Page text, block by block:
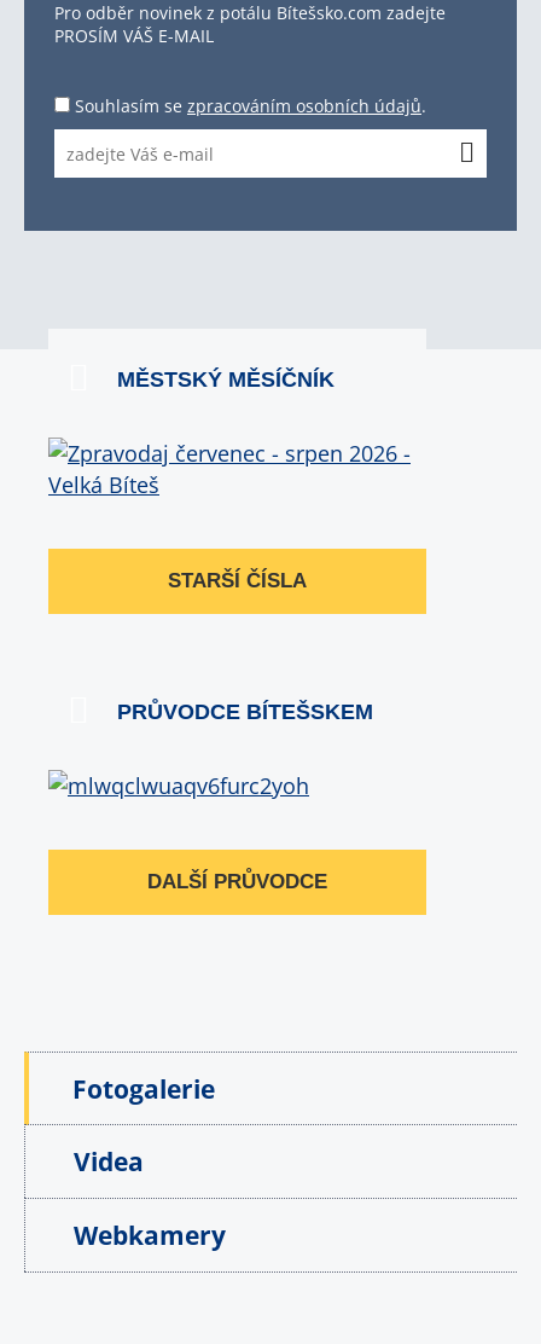
Pro odběr novinek z potálu Bítešsko.com zadejte
PROSÍM VÁŠ E-MAIL
Souhlasím se zpracováním osobních údajů.
MĚSTSKÝ MĚSÍČNÍK
STARŠÍ ČÍSLA
PRŮVODCE BÍTEŠSKEM
DALŠÍ PRŮVODCE
Fotogalerie
Videa
Webkamery